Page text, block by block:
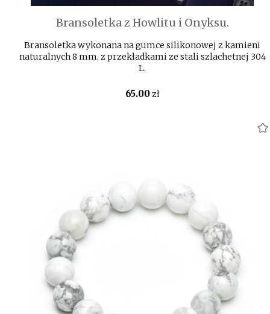
Bransoletka z Howlitu i Onyksu.
Bransoletka wykonana na gumce silikonowej z kamieni
naturalnych 8 mm, z przekładkami ze stali szlachetnej 304
L.
65.00zł